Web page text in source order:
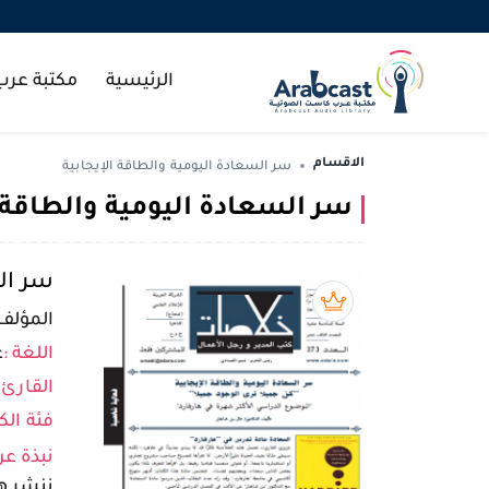
الرئيسية مكتبة
الاقسام سر السعادة اليومية والطاقة الإيجابية
سر السعادة اليومية والطاقة
بريميوم book
سر
اللغة :
فئة
نبذة